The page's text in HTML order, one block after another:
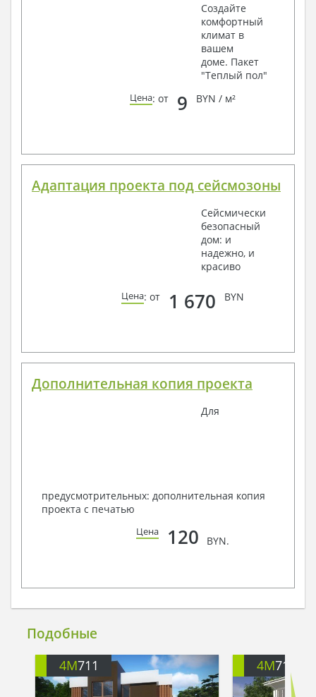
Создайте
комфортный
климат в
вашем
доме. Пакет
"Теплый пол"
Цена: от 9 BYN / м²
Адаптация проекта под сейсмозоны
Сейсмически
безопасный
дом: и
надежно, и
красиво
Цена: от 1 670 BYN
Дополнительная копия проекта
Для
предусмотрительных: дополнительная копия
проекта с печатью
Цена 120 BYN.
Подобные
4M711 4M713